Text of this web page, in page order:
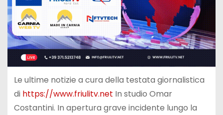
Le ultime notizie a cura della testata giornalistica
di https://www.friulitv.net In studio Omar
Costantini. In apertura grave incidente lungo la